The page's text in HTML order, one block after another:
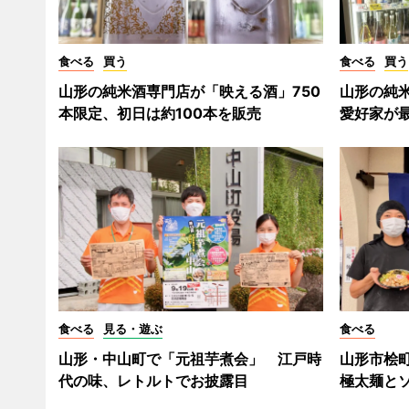
食べる 買う
山形の純米酒専門店が「映える酒」750
本限定、初日は約100本を販売
食べる 買う
山形の純
愛好家が
食べる 見る・遊ぶ
山形・中山町で「元祖芋煮会」 江戸時
代の味、レトルトでお披露目
食べる
山形市桧
極太麺と